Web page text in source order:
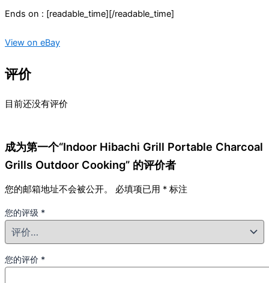
Ends on : [readable_time][/readable_time]
View on eBay
评价
目前还没有评价
成为第一个“Indoor Hibachi Grill Portable Charcoal
Grills Outdoor Cooking” 的评价者
您的邮箱地址不会被公开。 必填项已用 * 标注
您的评级 *
您的评价 *